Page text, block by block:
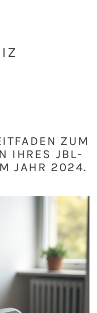
ZUM
IHRES JBL-
JAHR 2024.